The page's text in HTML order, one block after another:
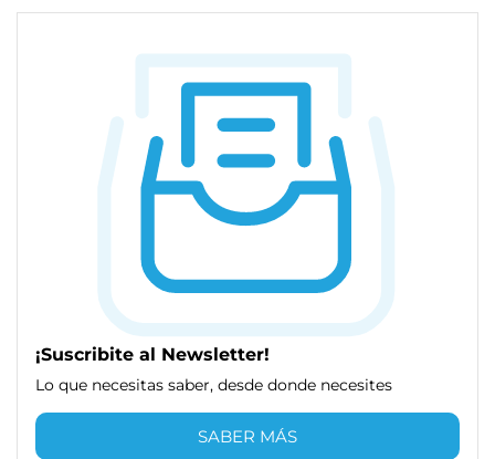
¡Suscribite al Newsletter!
Lo que necesitas saber, desde donde necesites
SABER MÁS